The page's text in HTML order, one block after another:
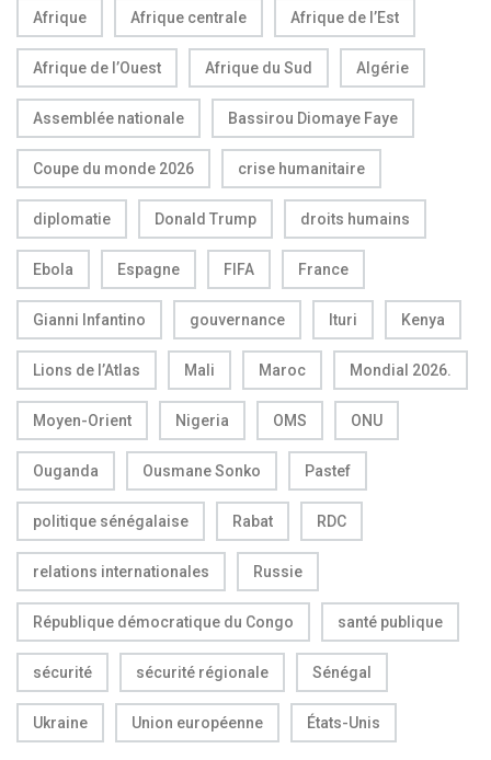
Afrique Afrique centrale Afrique de l’Est
Afrique de l’Ouest Afrique du Sud Algérie
Assemblée nationale Bassirou Diomaye Faye
Coupe du monde 2026 crise humanitaire
diplomatie Donald Trump droits humains
Ebola Espagne FIFA France
Gianni Infantino gouvernance Ituri Kenya
Lions de l’Atlas Mali Maroc Mondial 2026.
Moyen-Orient Nigeria OMS ONU
Ouganda Ousmane Sonko Pastef
politique sénégalaise Rabat RDC
relations internationales Russie
République démocratique du Congo santé publique
sécurité sécurité régionale Sénégal
Ukraine Union européenne États-Unis